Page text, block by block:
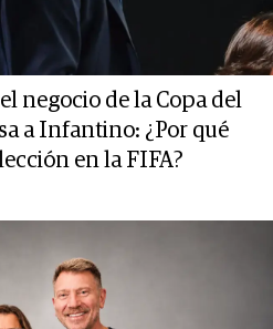
negocio de la Copa del
a Infantino: ¿Por qué
en la FIFA?